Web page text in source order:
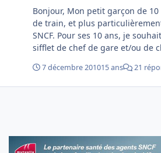
Bonjour, Mon petit garçon de 10 ans est un passionné
de train, et plus
SNCF. Pour ses 10 ans, je souhaiterai lui trouver un
sifflet de chef de gare et/ou de chef
en trouver un. Pourriez-vous me donner quelques
indices ? Je vous remercie.
7 décembre 201015 ans 21